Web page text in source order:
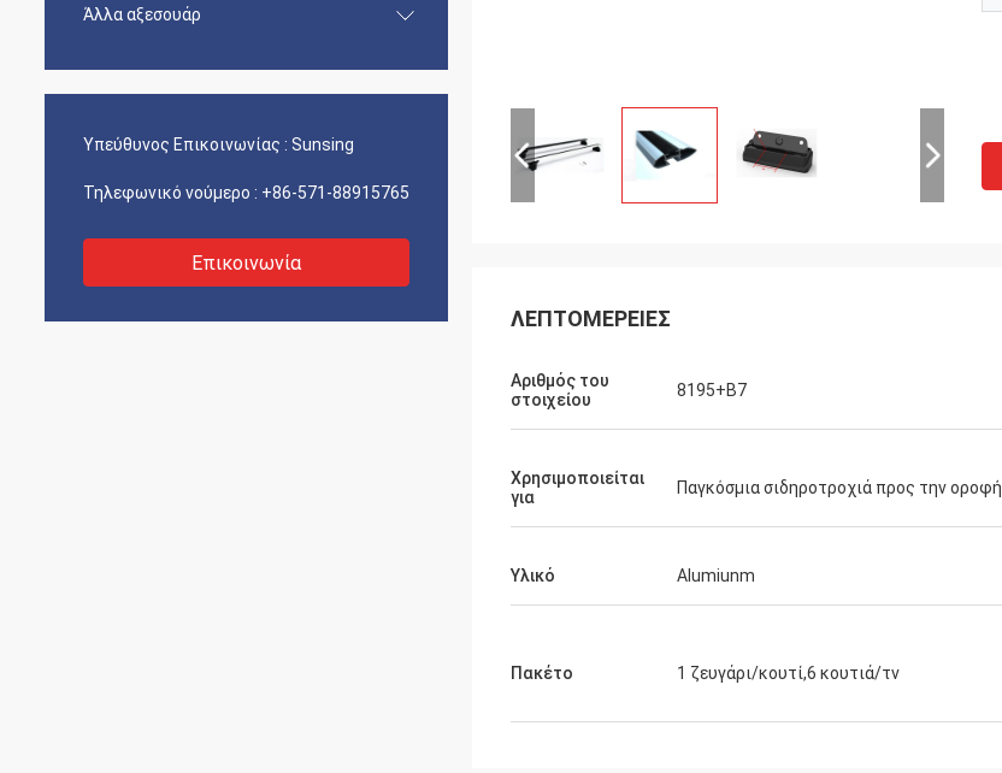
Άλλα αξεσουάρ
Υπεύθυνος Επικοινωνίας : Sunsing
Τηλεφωνικό νούμερο : +86-571-88915765
Επικοινωνία
ΛΕΠΤΟΜΈΡΕΙΕΣ
Αριθμός του
στοιχείου
8195+B7
Χρησιμοποιείται
για
Παγκόσμια σιδηροτροχιά προς την οροφή
Υλικό Alumiunm
Πακέτο 1 ζευγάρι/κουτί,6 κουτιά/τν